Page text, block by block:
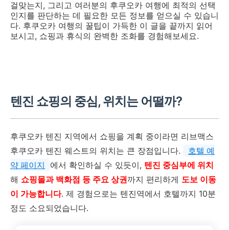
걸맞는지, 그리고 여러분의 후쿠오카 여행에 최적의 선택
인지를 판단하는 데 필요한 모든 정보를 얻으실 수 있습니
다. 후쿠오카 여행의 꿀팁이 가득한 이 글을 끝까지 읽어
보시고, 쇼핑과 휴식의 완벽한 조화를 경험해보세요.
텐진 쇼핑의 중심, 위치는 어떨까?
후쿠오카 텐진 지역에서 쇼핑을 계획 중이라면 리브맥스
후쿠오카 텐진 웨스트의 위치는 큰 장점입니다.
호텔 예
약 페이지
에서 확인하실 수 있듯이, 텐진 중심부에 위치
해 쇼핑몰과 백화점 등 주요 상권까지 편리하게 도보 이동
이 가능합니다. 제 경험으로는 텐진역에서 호텔까지 10분
정도 소요되었습니다.